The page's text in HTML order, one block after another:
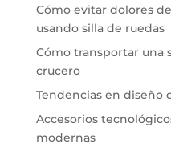
Cómo evitar dolores
usando silla de ruedas
Cómo transportar una
crucero
Tendencias en diseño
Accesorios
modernas